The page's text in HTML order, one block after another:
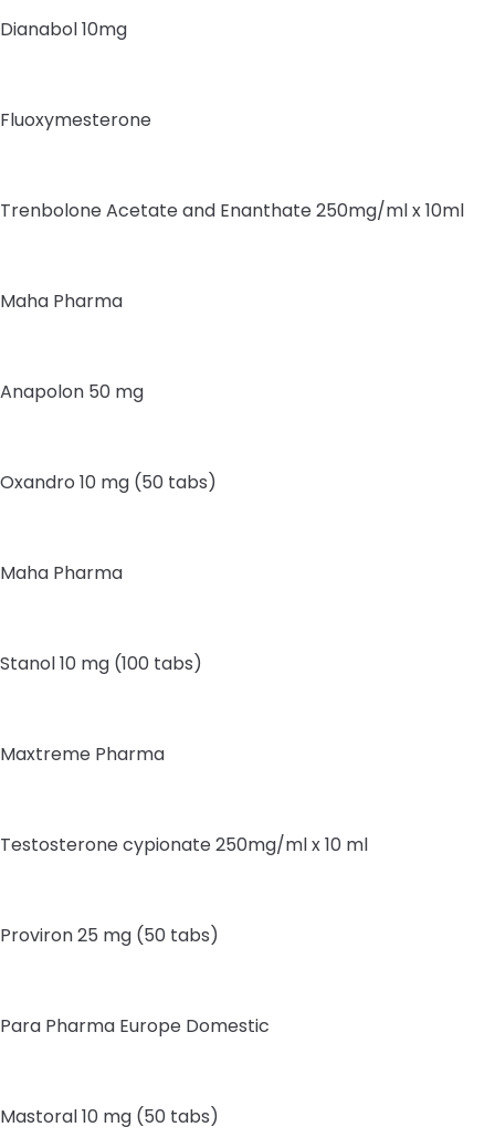
Dianabol 10mg
Fluoxymesterone
Trenbolone Acetate and Enanthate 250mg/ml x 10ml
Maha Pharma
Anapolon 50 mg
Oxandro 10 mg (50 tabs)
Maha Pharma
Stanol 10 mg (100 tabs)
Maxtreme Pharma
Testosterone cypionate 250mg/ml x 10 ml
Proviron 25 mg (50 tabs)
Para Pharma Europe Domestic
Mastoral 10 mg (50 tabs)